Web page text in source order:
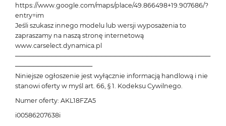
https://www.google.com/maps/place/49.866498+19.907686/?
entry=im
Jeśli szukasz innego modelu lub wersji wyposażenia to
zapraszamy na naszą stronę internetową
www.carselect.dynamica.pl
───────────────────────────────────────────
─────────────────
Niniejsze ogłoszenie jest wyłącznie informacją handlową i nie
stanowi oferty w myśl art. 66, § 1. Kodeksu Cywilnego.
Numer oferty: AKL18FZA5
i00586207638i